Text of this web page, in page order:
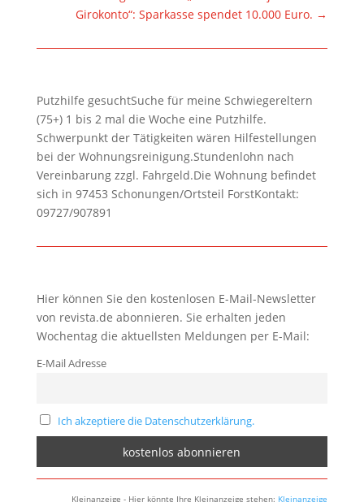
Girokonto“: Sparkasse spendet 10.000 Euro. →
Putzhilfe gesuchtSuche für meine Schwiegereltern
(75+) 1 bis 2 mal die Woche eine Putzhilfe.
Schwerpunkt der Tätigkeiten wären Hilfestellungen
bei der Wohnungsreinigung.Stundenlohn nach
Vereinbarung zzgl. Fahrgeld.Die Wohnung befindet
sich in 97453 Schonungen/Ortsteil ForstKontakt:
09727/907891
Hier können Sie den kostenlosen E-Mail-Newsletter
von revista.de abonnieren. Sie erhalten jeden
Wochentag die aktuellsten Meldungen per E-Mail:
E-Mail Adresse
Ich akzeptiere die Datenschutzerklärung.
Kleinanzeige - Hier könnte Ihre Kleinanzeige stehen: Kleinanzeige